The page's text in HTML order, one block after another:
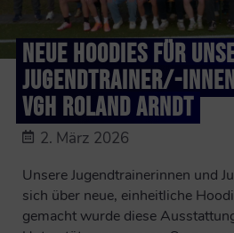
NEUE HOODIES FÜR
JUGENDTRAINER/-
VGH ROLAND ARNDT
2. März 2026
Unsere Jugendtrainerinnen und
sich über neue, einheitliche
gemacht wurde diese